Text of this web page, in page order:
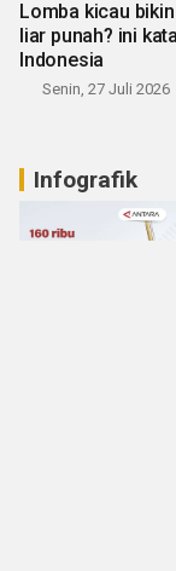
Lomba kicau
liar punah? ini
Indonesia
Senin, 27 Juli 2026
Infografik